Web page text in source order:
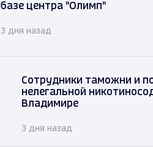
базе центра "Олимп"
3 дня назад
Сотрудники таможни и
нелегальной
Владимире
3 дня назад